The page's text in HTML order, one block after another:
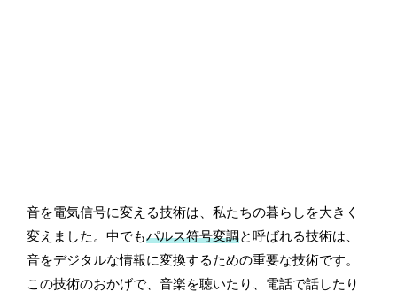
音を電気信号に変える技術は、私たちの暮らしを大きく
変えました。中でもパルス符号変調と呼ばれる技術は、
音をデジタルな情報に変換するための重要な技術です。
この技術のおかげで、音楽を聴いたり、電話で話したり